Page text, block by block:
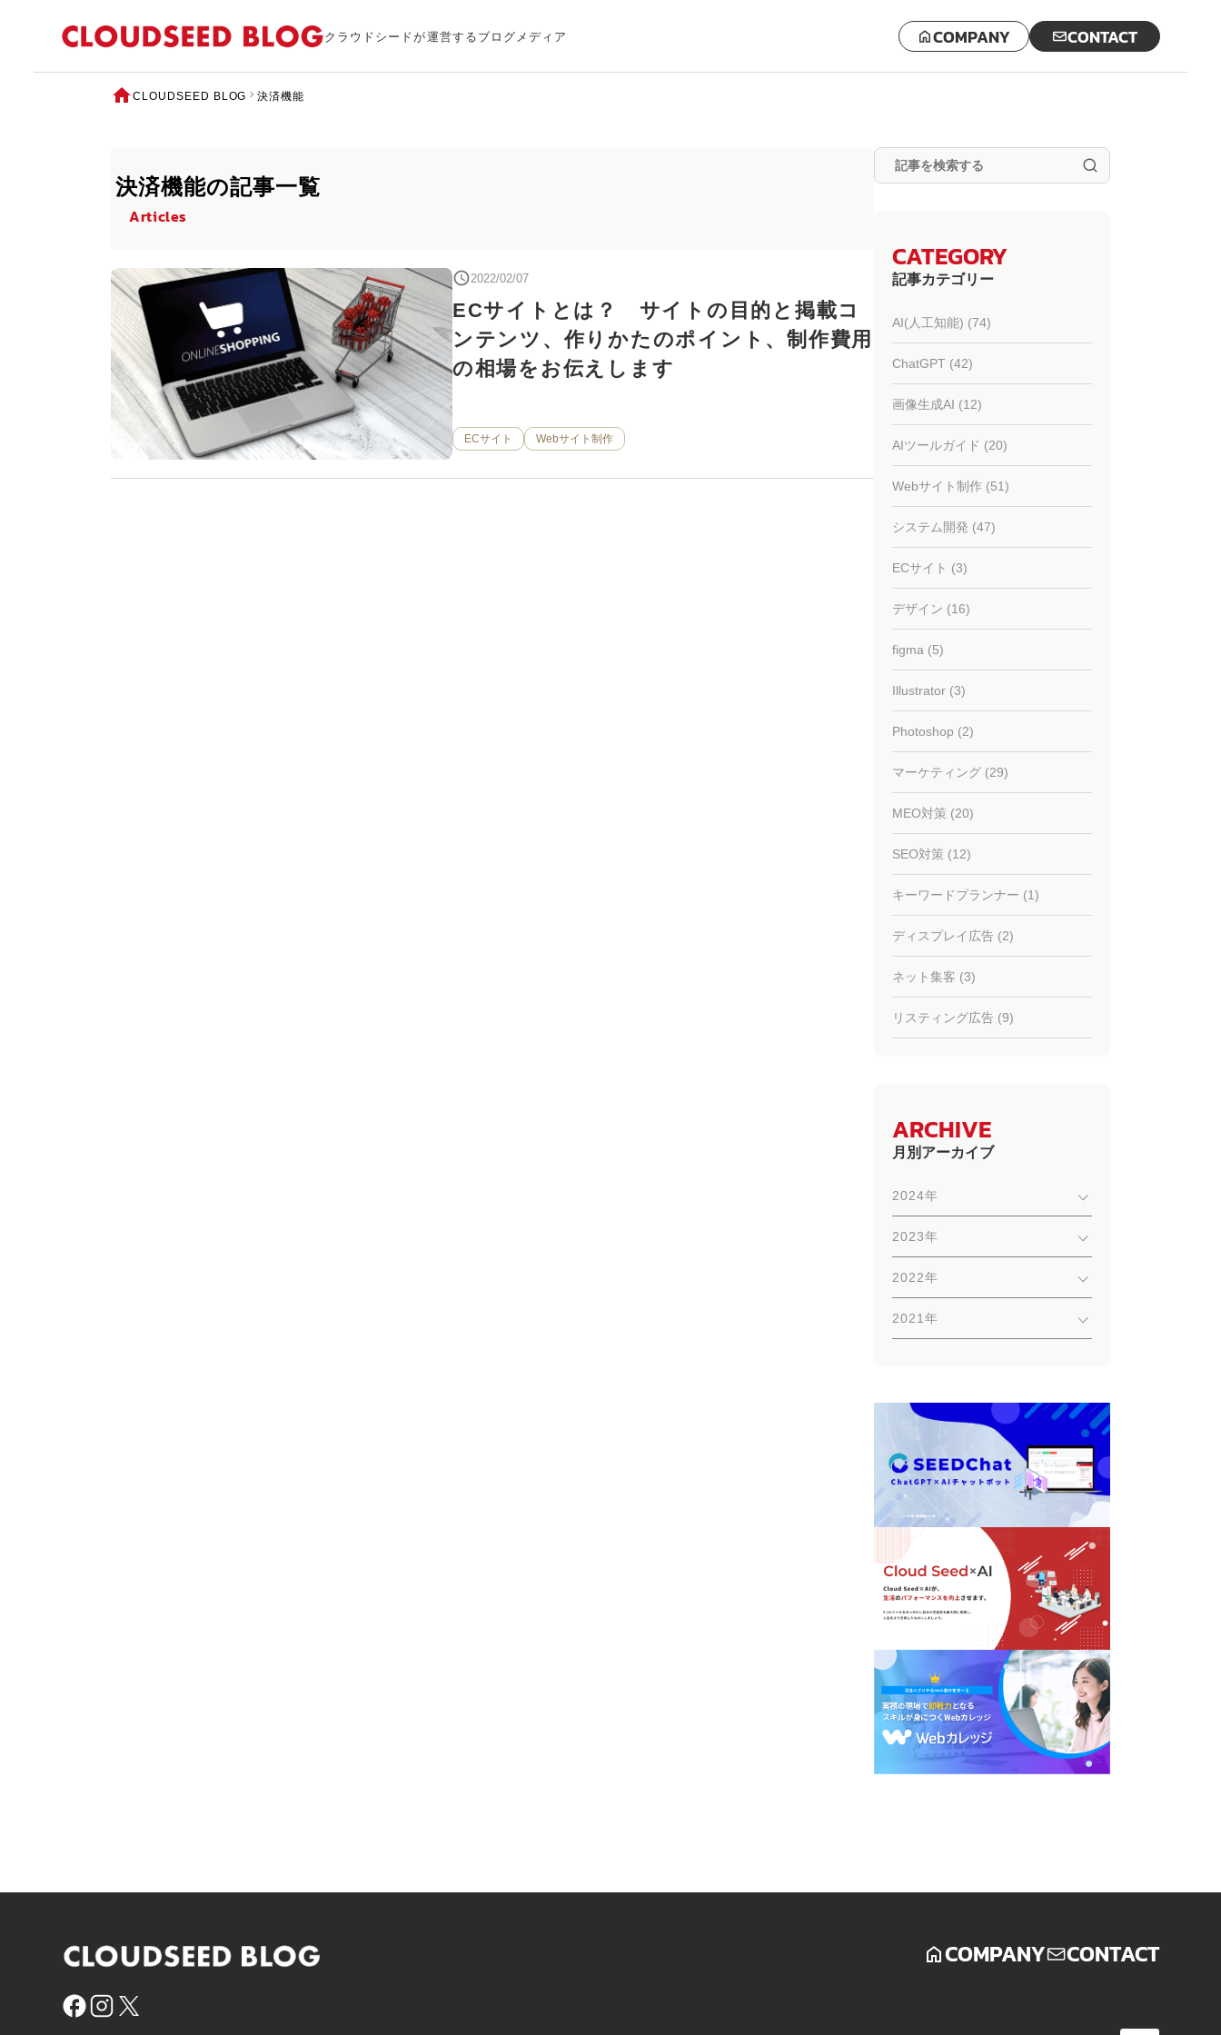
クラウドシードが運営するブログメディア COMPANY CONTACT
CLOUDSEED BLOG 決済機能
決済機能の記事一覧
Articles
2022/02/07
ECサイトとは？ サイトの目的と掲載コ
ンテンツ、作りかたのポイント、制作費用
の相場をお伝えします
ECサイト Webサイト制作
CATEGORY
記事カテゴリー
AI(人工知能) (74)
ChatGPT (42)
画像生成AI (12)
AIツールガイド (20)
Webサイト制作 (51)
システム開発 (47)
ECサイト (3)
デザイン (16)
figma (5)
Illustrator (3)
Photoshop (2)
マーケティング (29)
MEO対策 (20)
SEO対策 (12)
キーワードプランナー (1)
ディスプレイ広告 (2)
ネット集客 (3)
リスティング広告 (9)
ARCHIVE
月別アーカイブ
2024年
2023年
2022年
2021年
COMPANY CONTACT